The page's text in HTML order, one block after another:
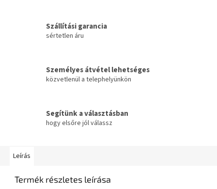
Szállítási garancia
sértetlen áru
Személyes átvétel lehetséges
közvetlenül a telephelyünkön
Segítünk a választásban
hogy elsőre jól válassz
Leírás
Termék részletes leírása